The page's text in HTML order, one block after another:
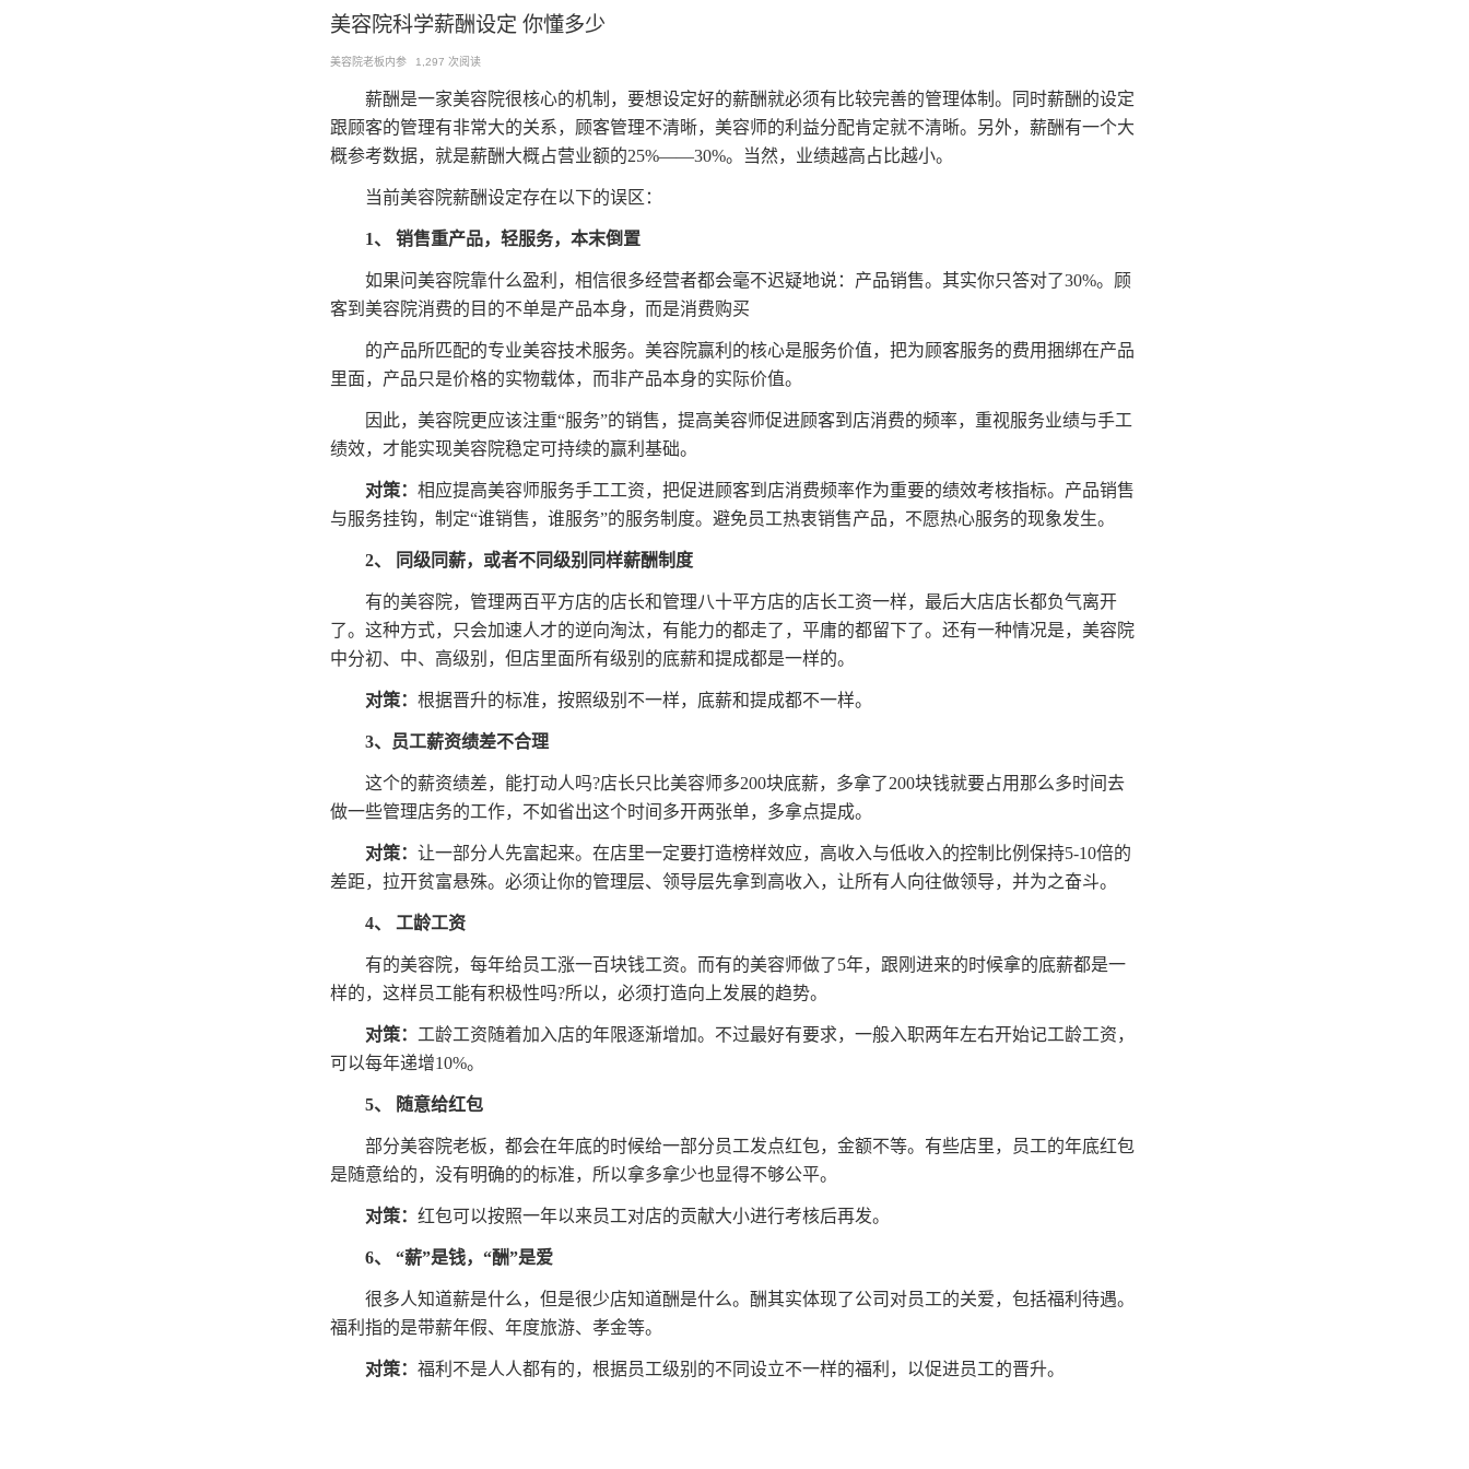
美容院科学薪酬设定 你懂多少
美容院老板内参 1,297 次阅读
薪酬是一家美容院很核心的机制，要想设定好的薪酬就必须有比较完善的管理体制。同时薪酬的设定
跟顾客的管理有非常大的关系，顾客管理不清晰，美容师的利益分配肯定就不清晰。另外，薪酬有一个大
概参考数据，就是薪酬大概占营业额的25%——30%。当然，业绩越高占比越小。
当前美容院薪酬设定存在以下的误区：
1、 销售重产品，轻服务，本末倒置
如果问美容院靠什么盈利，相信很多经营者都会毫不迟疑地说：产品销售。其实你只答对了30%。顾
客到美容院消费的目的不单是产品本身，而是消费购买
的产品所匹配的专业美容技术服务。美容院赢利的核心是服务价值，把为顾客服务的费用捆绑在产品
里面，产品只是价格的实物载体，而非产品本身的实际价值。
因此，美容院更应该注重“服务”的销售，提高美容师促进顾客到店消费的频率，重视服务业绩与手工
绩效，才能实现美容院稳定可持续的赢利基础。
对策： 相应提高美容师服务手工工资，把促进顾客到店消费频率作为重要的绩效考核指标。产品销售
与服务挂钩，制定“谁销售，谁服务”的服务制度。避免员工热衷销售产品，不愿热心服务的现象发生。
2、 同级同薪，或者不同级别同样薪酬制度
有的美容院，管理两百平方店的店长和管理八十平方店的店长工资一样，最后大店店长都负气离开
了。这种方式，只会加速人才的逆向淘汰，有能力的都走了，平庸的都留下了。还有一种情况是，美容院
中分初、中、高级别，但店里面所有级别的底薪和提成都是一样的。
对策： 根据晋升的标准，按照级别不一样，底薪和提成都不一样。
3、员工薪资绩差不合理
这个的薪资绩差，能打动人吗?店长只比美容师多200块底薪，多拿了200块钱就要占用那么多时间去
做一些管理店务的工作，不如省出这个时间多开两张单，多拿点提成。
对策： 让一部分人先富起来。在店里一定要打造榜样效应，高收入与低收入的控制比例保持5-10倍的
差距，拉开贫富悬殊。必须让你的管理层、领导层先拿到高收入，让所有人向往做领导，并为之奋斗。
4、 工龄工资
有的美容院，每年给员工涨一百块钱工资。而有的美容师做了5年，跟刚进来的时候拿的底薪都是一
样的，这样员工能有积极性吗?所以，必须打造向上发展的趋势。
对策： 工龄工资随着加入店的年限逐渐增加。不过最好有要求，一般入职两年左右开始记工龄工资，
可以每年递增10%。
5、 随意给红包
部分美容院老板，都会在年底的时候给一部分员工发点红包，金额不等。有些店里，员工的年底红包
是随意给的，没有明确的的标准，所以拿多拿少也显得不够公平。
对策： 红包可以按照一年以来员工对店的贡献大小进行考核后再发。
6、 “薪”是钱，“酬”是爱
很多人知道薪是什么，但是很少店知道酬是什么。酬其实体现了公司对员工的关爱，包括福利待遇。
福利指的是带薪年假、年度旅游、孝金等。
对策： 福利不是人人都有的，根据员工级别的不同设立不一样的福利，以促进员工的晋升。